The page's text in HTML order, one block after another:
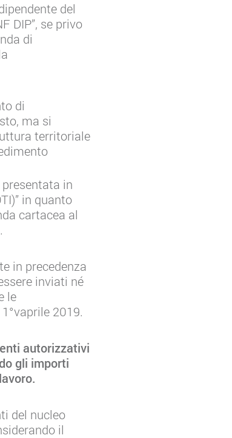
del
DIP”, se privo
di
di
ma si
territoriale
in
in quanto
cartacea al
in precedenza
inviati né
le
2019.
autorizzativi
gli importi
del nucleo
il